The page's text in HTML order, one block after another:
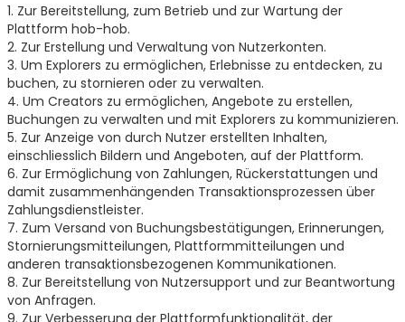
1. Zur Bereitstellung, zum Betrieb und zur Wartung der
Plattform hob-hob.
2. Zur Erstellung und Verwaltung von Nutzerkonten.
3. Um Explorers zu ermöglichen, Erlebnisse zu entdecken, zu
buchen, zu stornieren oder zu verwalten.
4. Um Creators zu ermöglichen, Angebote zu erstellen,
Buchungen zu verwalten und mit Explorers zu kommunizieren.
5. Zur Anzeige von durch Nutzer erstellten Inhalten,
einschliesslich Bildern und Angeboten, auf der Plattform.
6. Zur Ermöglichung von Zahlungen, Rückerstattungen und
damit zusammenhängenden Transaktionsprozessen über
Zahlungsdienstleister.
7. Zum Versand von Buchungsbestätigungen, Erinnerungen,
Stornierungsmitteilungen, Plattformmitteilungen und
anderen transaktionsbezogenen Kommunikationen.
8. Zur Bereitstellung von Nutzersupport und zur Beantwortung
von Anfragen.
9. Zur Verbesserung der Plattformfunktionalität, der